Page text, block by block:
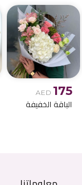
AED 175
الباقة الخفيفة